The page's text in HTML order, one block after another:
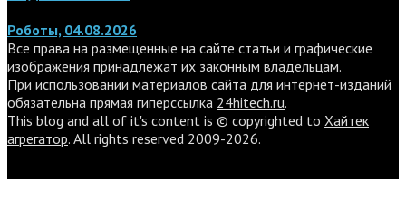
Роботы, 04.08.2026
Все права на размещенные на сайте статьи и графические
изображения принадлежат их законным владельцам.
При использовании материалов сайта для интернет-изданий
обязательна прямая гиперссылка 24hitech.ru.
This blog and all of it's content is © copyrighted to Хайтек
агрегатор. All rights reserved 2009-2026.